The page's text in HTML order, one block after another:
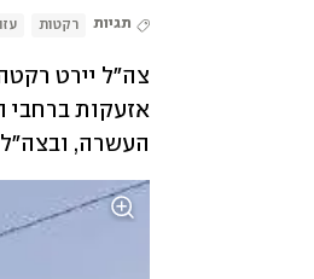
תגיות רקטות
העשרה, ובצה"ל